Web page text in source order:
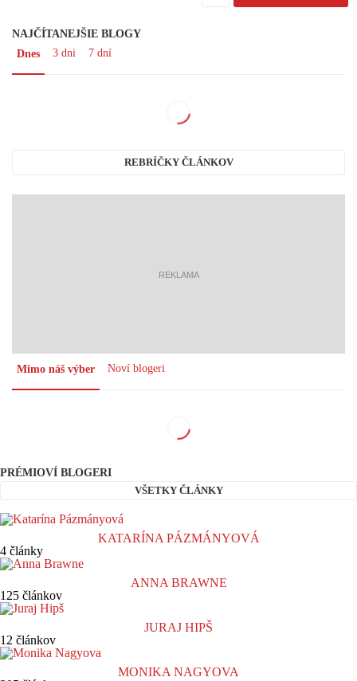
NAJČÍTANEJŠIE BLOGY
Dnes
3 dni 7 dní
REBRÍČKY ČLÁNKOV
reklama
Mimo náš výber Noví blogeri
PRÉMIOVÍ BLOGERI
VŠETKY ČLÁNKY
KATARÍNA PÁZMÁNYOVÁ
4 články
ANNA BRAWNE
125 článkov
JURAJ HIPŠ
12 článkov
MONIKA NAGYOVA